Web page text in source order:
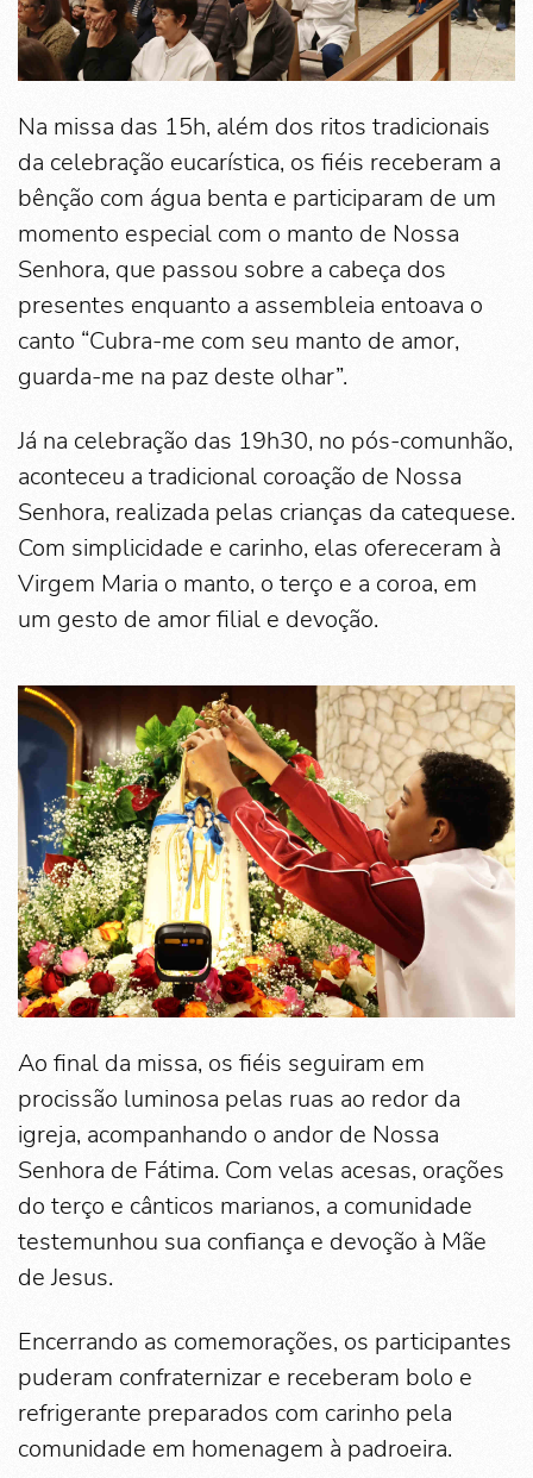
Na missa das 15h, além dos ritos tradicionais
da celebração eucarística, os fiéis receberam a
bênção com água benta e participaram de um
momento especial com o manto de Nossa
Senhora, que passou sobre a cabeça dos
presentes enquanto a assembleia entoava o
canto “Cubra-me com seu manto de amor,
guarda-me na paz deste olhar”.
Já na celebração das 19h30, no pós-comunhão,
aconteceu a tradicional coroação de Nossa
Senhora, realizada pelas crianças da catequese.
Com simplicidade e carinho, elas ofereceram à
Virgem Maria o manto, o terço e a coroa, em
um gesto de amor filial e devoção.
Ao final da missa, os fiéis seguiram em
procissão luminosa pelas ruas ao redor da
igreja, acompanhando o andor de Nossa
Senhora de Fátima. Com velas acesas, orações
do terço e cânticos marianos, a comunidade
testemunhou sua confiança e devoção à Mãe
de Jesus.
Encerrando as comemorações, os participantes
puderam confraternizar e receberam bolo e
refrigerante preparados com carinho pela
comunidade em homenagem à padroeira.